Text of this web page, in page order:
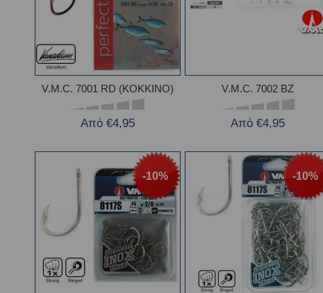
V.M.C. 7001 RD (ΚΟΚΚΙΝΟ)
Από €4,95
V.M.C. 7002 ΒΖ
Από €4,95
-10% -10%